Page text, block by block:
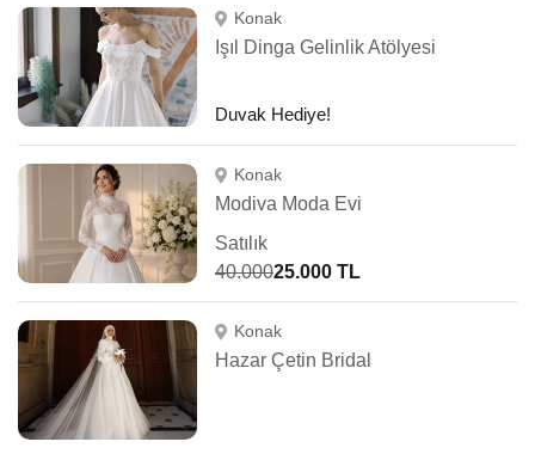
Konak
Işıl Dinga Gelinlik Atölyesi
Duvak Hediye!
Konak
Modiva Moda Evi
Satılık
40.00025.000 TL
Konak
Hazar Çetin Bridal